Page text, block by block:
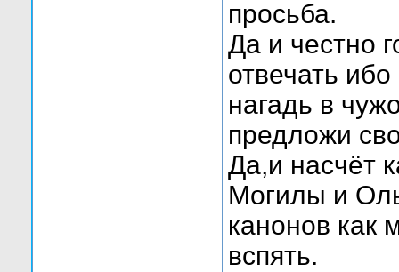
просьба.
Да и честно
отвечать
нагадь в
предложи
Да,и насчёт
Могилы и
канонов как
вспять.